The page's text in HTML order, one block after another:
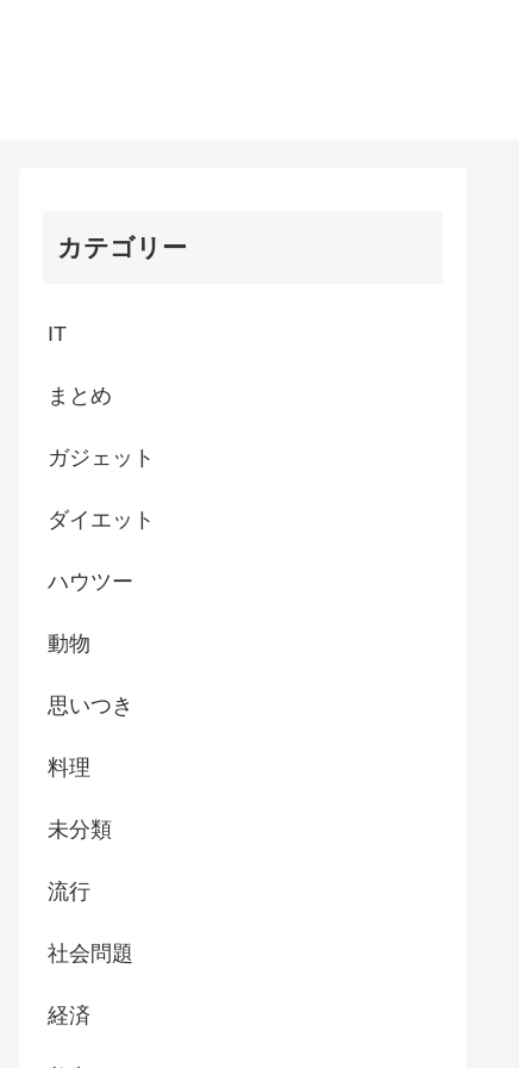
カテゴリー
IT
まとめ
ガジェット
ダイエット
ハウツー
動物
思いつき
料理
未分類
流行
社会問題
経済